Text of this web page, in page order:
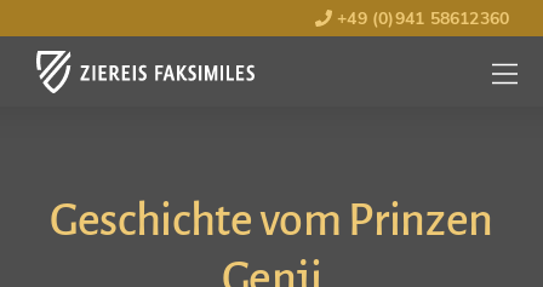
+49 (0)941 58612360
MENÜ
Geschichte vom Prinzen